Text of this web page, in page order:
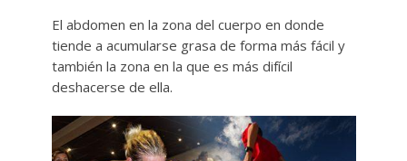
El abdomen en la zona del cuerpo en donde
tiende a acumularse grasa de forma más fácil y
también la zona en la que es más difícil
deshacerse de ella.